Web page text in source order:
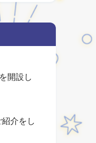
開設し
介をし